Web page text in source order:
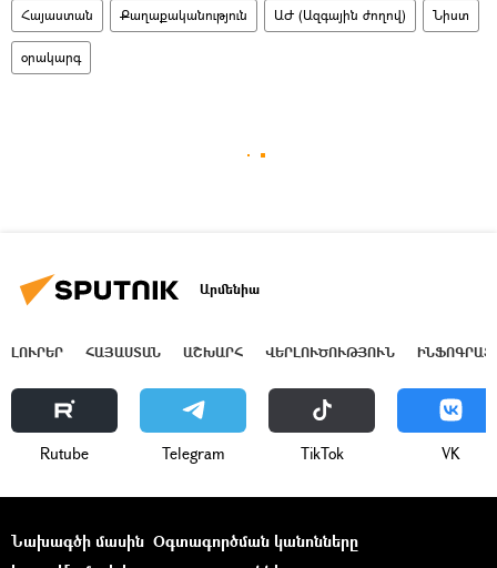
Հայաստան Քաղաքականություն ԱԺ (Ազգային ժողով) Նիստ
օրակարգ
Արմենիա
ԼՈՒՐԵՐ ՀԱՅԱՍՏԱՆ ԱՇԽԱՐՀ ՎԵՐԼՈՒԾՈՒԹՅՈՒՆ
Rutube Telegram ТikТоk VK
Նախագծի մասին Օգտագործման կանոնները